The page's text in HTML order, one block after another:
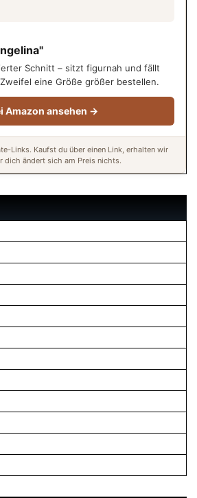
Schnitt – sitzt figurnah und fällt
eine Größe größer bestellen.
Amazon ansehen →
Links. Kaufst du über einen Link, erhalten wir
dich ändert sich am Preis nichts.